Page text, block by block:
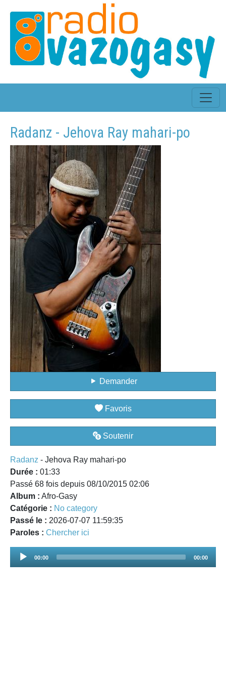
Radanz - Jehova Ray mahari-po
Demander
Favoris
Soutenir
Radanz - Jehova Ray mahari-po
Durée : 01:33
Passé 68 fois depuis 08/10/2015 02:06
Album : Afro-Gasy
Catégorie : No category
Passé le : 2026-07-07 11:59:35
Paroles : Chercher ici
Audio
00:00 00:00